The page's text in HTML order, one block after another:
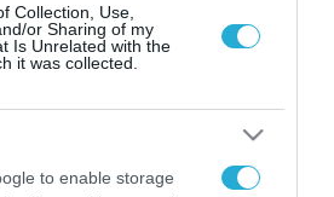
Collection, Use,
or Sharing of my
Is Unrelated with the
it was collected.
to enable storage